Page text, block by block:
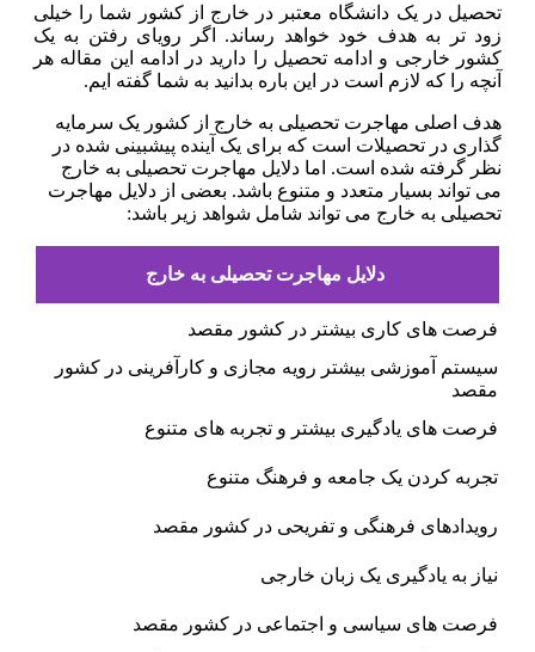
تحصیل در یک دانشگاه معتبر در خارج از کشور شما را خیلی
زود تر به هدف خود خواهد رساند. اگر رویای رفتن به یک
کشور خارجی و ادامه تحصیل را دارید در ادامه این مقاله هر
آنچه را که لازم است در این باره بدانید به شما گفته ایم.
هدف اصلی مهاجرت تحصیلی به خارج از کشور یک سرمایه
گذاری در تحصیلات است که برای یک آینده پیشبینی شده در
نظر گرفته شده است. اما دلایل مهاجرت تحصیلی به خارج
می تواند بسیار متعدد و متنوع باشد. بعضی از دلایل مهاجرت
تحصیلی به خارج می تواند شامل شواهد زیر باشد:
دلایل مهاجرت تحصیلی به خارج
فرصت های کاری بیشتر در کشور مقصد
سیستم آموزشی بیشتر رویه مجازی و کارآفرینی در کشور
مقصد
فرصت های یادگیری بیشتر و تجربه های متنوع
تجربه کردن یک جامعه و فرهنگ متنوع
رویدادهای فرهنگی و تفریحی در کشور مقصد
نیاز به یادگیری یک زبان خارجی
فرصت های سیاسی و اجتماعی در کشور مقصد